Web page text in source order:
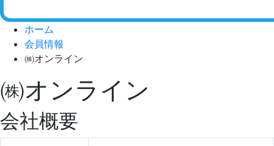
ホーム
会員情報
㈱オンライン
㈱オンライン
会社概要